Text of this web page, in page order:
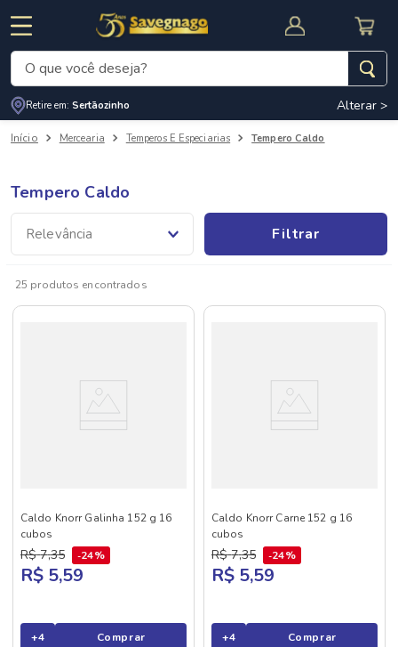
CUPOM DE DESCONTO
O que você deseja?
Retire em: Sertãozinho Alterar >
Mercearia Temperos E Especiarias Tempero Caldo
Tempero Caldo
Relevância Filtrar
25 produtos
Caldo Knorr Galinha 152 g 16
cubos
R$ 7,35 24%
R$ 5,59
+4 Comprar
Caldo Knorr Carne 152 g 16
cubos
R$ 7,35 24%
R$ 5,59
+4 Comprar
Termos mais buscados
3º
cerveja
4 º
carne